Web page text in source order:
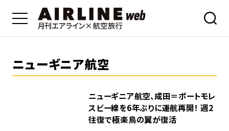
ニューギニア航空
ニューギニア航空、成田＝ポートモレ
スビー線を6年ぶりに運航再開！ 週2
往復で極楽鳥の翼が復活